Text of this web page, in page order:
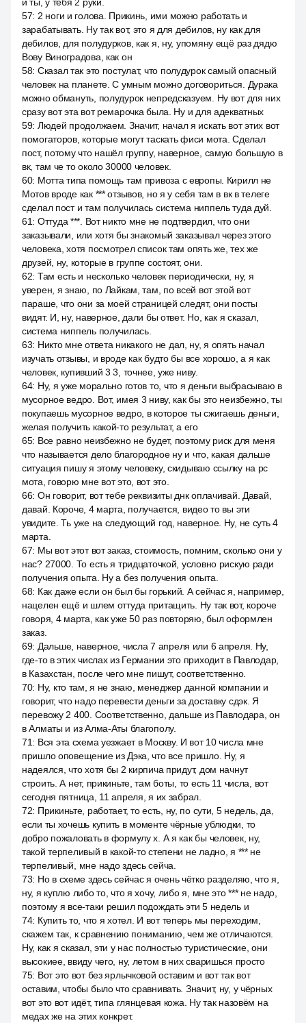
57: 2 ноги и голова. Прикинь, ими можно работать и
зарабатывать. Ну так вот, это я для дебилов, ну как для
дебилов, для полудурков, как я, ну, упомяну ещё раз дядю
Вову Виноградова, как он
58: Сказал так это постулат, что полудурок самый опасный
человек на планете. С умным можно договориться. Дурака
можно обмануть, полудурок непредсказуем. Ну вот для них
сразу вот эта вот ремарочка была. Ну и для адекватных
59: Людей продолжаем. Значит, начал я искать вот этих вот
помогаторов, которые могут таскать фиси мота. Сделал
пост, потому что нашёл группу, наверное, самую большую в
вк, там че то около 30000 человек.
60: Мотта типа помощь там привоза с европы. Кирилл не
Мотов вроде как *** отзывов, но я у себя там в вк в телеге
сделал пост и там получилась система ниппель туда дуй.
61: Оттуда ***. Вот никто мне не подтвердил, что они
заказывали, или хотя бы знакомый заказывал через этого
человека, хотя посмотрел список там опять же, тех же
друзей, ну, которые в группе состоят, они.
62: Там есть и несколько человек периодически, ну, я
уверен, я знаю, по Лайкам, там, по всей вот этой вот
параше, что они за моей страницей следят, они посты
видят. И, ну, наверное, дали бы ответ. Но, как я сказал,
система ниппель получилась.
63: Никто мне ответа никакого не дал, ну, я опять начал
изучать отзывы, и вроде как будто бы все хорошо, а я как
человек, купивший 3 3, точнее, уже ниву.
64: Ну, я уже морально готов то, что я деньги выбрасываю в
мусорное ведро. Вот, имея 3 ниву, как бы это неизбежно, ты
покупаешь мусорное ведро, в которое ты сжигаешь деньги,
желая получить какой-то результат, а его
65: Все равно неизбежно не будет, поэтому риск для меня
что называется дело благородное ну и что, какая дальше
ситуация пишу я этому человеку, скидываю ссылку на pc
мота, говорю мне вот это, вот это.
66: Он говорит, вот тебе реквизиты днк оплачивай. Давай,
давай. Короче, 4 марта, получается, видео то вы эти
увидите. Ть уже на следующий год, наверное. Ну, не суть 4
марта.
67: Мы вот этот вот заказ, стоимость, помним, сколько они у
нас? 27000. То есть я тридцаточкой, условно рискую ради
получения опыта. Ну а без получения опыта.
68: Как даже если он был бы горький. А сейчас я, например,
нацелен ещё и шлем оттуда притащить. Ну так вот, короче
говоря, 4 марта, как уже 50 раз повторяю, был оформлен
заказ.
69: Дальше, наверное, числа 7 апреля или 6 апреля. Ну,
где-то в этих числах из Германии это приходит в Павлодар,
в Казахстан, после чего мне пишут, соответственно.
70: Ну, кто там, я не знаю, менеджер данной компании и
говорит, что надо перевести деньги за доставку сдэк. Я
перевожу 2 400. Соответственно, дальше из Павлодара, он
в Алматы и из Алма-Аты благополу.
71: Вся эта схема уезжает в Москву. И вот 10 числа мне
пришло оповещение из Дэка, что все пришло. Ну, я
надеялся, что хотя бы 2 кирпича придут, дом начнут
строить. А нет, прикиньте, там боты, то есть 11 числа, вот
сегодня пятница, 11 апреля, я их забрал.
72: Прикиньте, работает, то есть, ну, по сути, 5 недель, да,
если ты хочешь купить в моменте чёрные ублюдки, то
добро пожаловать в формулу x. А я как бы человек, ну,
такой терпеливый в какой-то степени не ладно, я *** не
терпеливый, мне надо здесь сейча.
73: Но в схеме здесь сейчас я очень чётко разделяю, что я,
ну, я куплю либо то, что я хочу, либо я, мне это *** не надо,
поэтому я все-таки решил подождать эти 5 недель и
74: Купить то, что я хотел. И вот теперь мы переходим,
скажем так, к сравнению пониманию, чем же отличаются.
Ну, как я сказал, эти у нас полностью туристические, они
высокиее, ввиду чего, ну, летом в них сваришься просто
75: Вот это вот без ярлычковой оставим и вот так вот
оставим, чтобы было что сравнивать. Значит, ну, у чёрных
вот это вот идёт, типа глянцевая кожа. Ну так назовём на
медах же на этих конкрет.